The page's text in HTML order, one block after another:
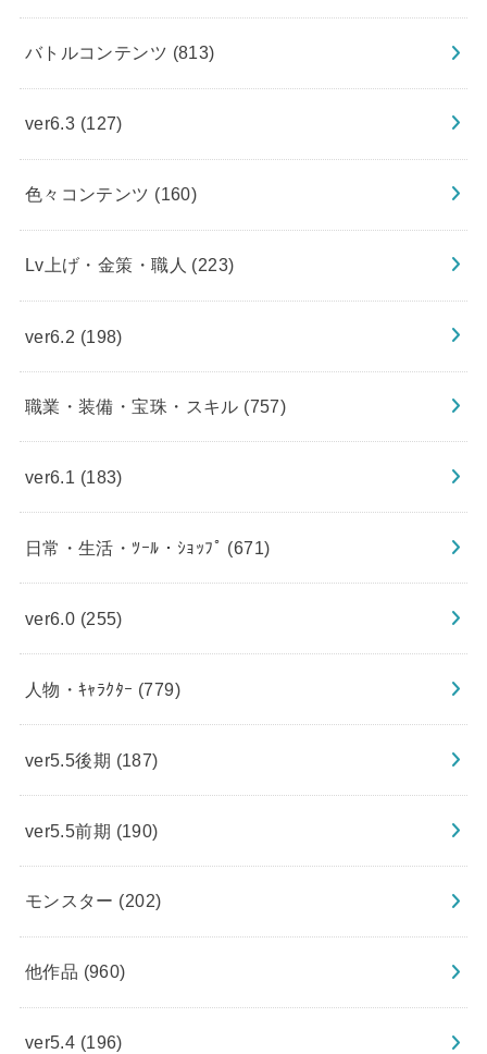
バトルコンテンツ (813)
ver6.3 (127)
色々コンテンツ (160)
Lv上げ・金策・職人 (223)
ver6.2 (198)
職業・装備・宝珠・スキル (757)
ver6.1 (183)
日常・生活・ﾂｰﾙ・ｼｮｯﾌﾟ (671)
ver6.0 (255)
人物・ｷｬﾗｸﾀｰ (779)
ver5.5後期 (187)
ver5.5前期 (190)
モンスター (202)
他作品 (960)
ver5.4 (196)